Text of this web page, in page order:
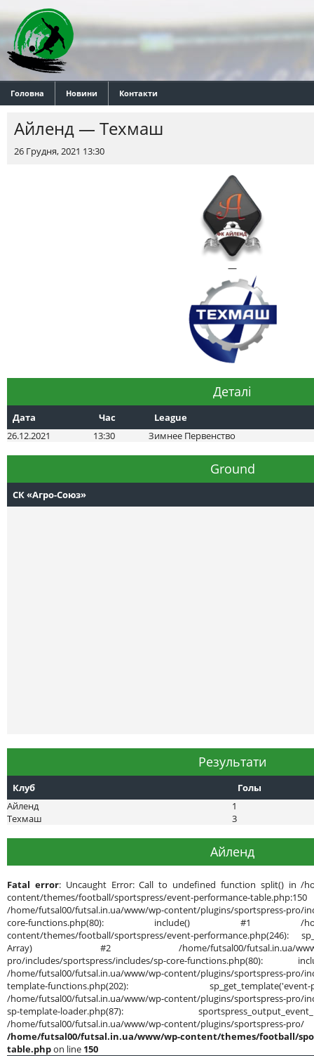
Головна Новини Контакти
Айленд — Техмаш
26 Грудня, 2021 13:30
—
Деталі
Дата Час
League
26.12.2021
13:30 Зимнее Первенство
Ground
СК «Агро-Союз»
Результати
Клуб
Голы
Айленд
1
Техмаш
3
Айленд
Fatal error: Uncaught Error: Call to undefined function split() in /
content/themes/football/sportspress/event-performance-
/home/futsal00/futsal.in.ua/www/wp-content/plugins/sportspress-pro/
core-functions.php(80): include() #1 /home/
content/themes/football/sportspress/event-performance.php(246):
Array) #2 /home/futsal00/futsal.in.ua/www/wp-
pro/includes/sportspress/includes/sp-core-functions.php(80):
/home/futsal00/futsal.in.ua/www/wp-content/plugins/sportspress-pro/
template-functions.php(202):
/home/futsal00/futsal.in.ua/www/wp-content/plugins/sportspress-pro/
sp-template-loader.php(87):
/home/futsal00/futsal.in.ua/www/wp-content/
/home/futsal00/futsal.in.ua/www/wp-content/themes/football/
table.phpon line 150